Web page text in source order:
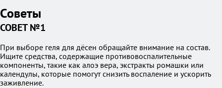
Советы
СОВЕТ №1
При выборе геля для дёсен обращайте внимание на состав.
Ищите средства, содержащие противовоспалительные
компоненты, такие как алоэ вера, экстракты ромашки или
календулы, которые помогут снизить воспаление и ускорить
заживление.